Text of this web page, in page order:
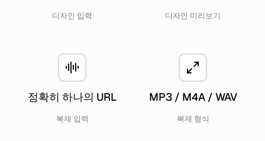
디자인 입력 디자인 미리보기
정확히 하나의 URL
복제 입력
MP3 / M4A / WAV
복제 형식